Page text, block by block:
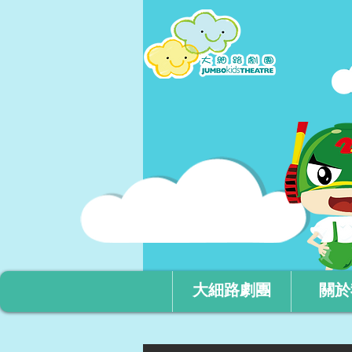
大細路劇團 關